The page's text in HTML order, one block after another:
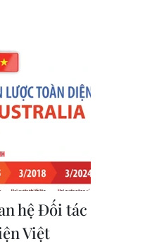
hệ Đối tác
Việt